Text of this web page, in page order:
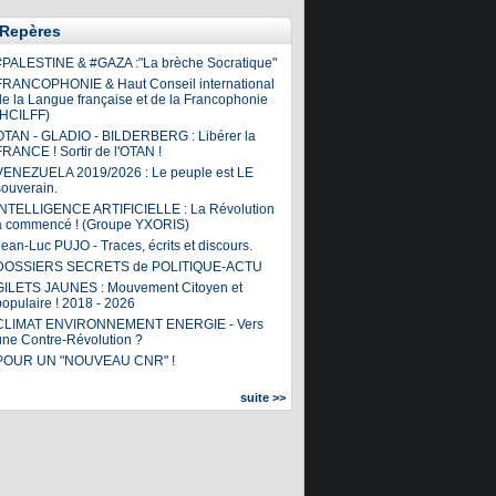
& #GAZA :"La brèche Socratique"
& Haut Conseil international
la Langue française et de la Francophonie
- GLADIO - BILDERBERG : Libérer la
! Sortir de l'OTAN !
2019/2026 : Le peuple est LE
ARTIFICIELLE : La Révolution
commencé ! (Groupe YXORIS)
Luc PUJO - Traces, écrits et discours.
SECRETS de POLITIQUE-ACTU
JAUNES : Mouvement Citoyen et
! 2018 - 2026
ENVIRONNEMENT ENERGIE - Vers
Contre-Révolution ?
UN "NOUVEAU CNR" !
suite >>